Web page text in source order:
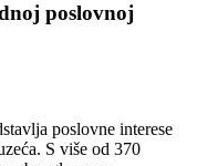
poslovnoj
poslovne interese
S više od 370